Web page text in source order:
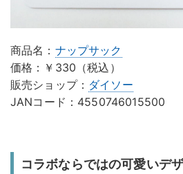
商品名： ナップサック
価格：￥330（税込）
販売ショップ： ダイソー
JANコード：4550746015500
コラボならではの可愛いデ